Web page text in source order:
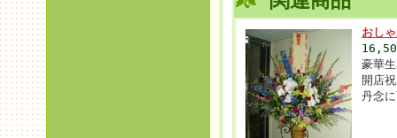
おし
豪華
開店
丹念